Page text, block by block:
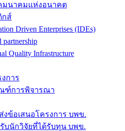
มนาคมแห่งอนาคต
กส์
Driven Enterprises (IDEs)
Quality Infrastructure
การ
ฑ์การพิจารณา
งข้อเสนอโครงการ บพข.
บนักวิจัยที่ได้รับทุน บพข.